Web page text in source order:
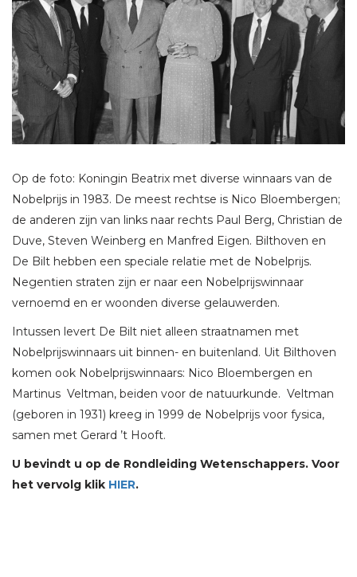
Op de foto: Koningin Beatrix met diverse winnaars van de
Nobelprijs in 1983. De meest rechtse is Nico Bloembergen;
de anderen zijn van links naar rechts Paul Berg, Christian de
Duve, Steven Weinberg en Manfred Eigen. Bilthoven en
De Bilt hebben een speciale relatie met de Nobelprijs.
Negentien straten zijn er naar een Nobelprijswinnaar
vernoemd en er woonden diverse gelauwerden.
Intussen levert De Bilt niet alleen straatnamen met
Nobelprijswinnaars uit binnen- en buitenland. Uit Bilthoven
komen ook Nobelprijswinnaars: Nico Bloembergen en
Martinus Veltman, beiden voor de natuurkunde. Veltman
(geboren in 1931) kreeg in 1999 de Nobelprijs voor fysica,
samen met Gerard ’t Hooft.
U bevindt u op de Rondleiding Wetenschappers. Voor
het vervolg klik HIER.